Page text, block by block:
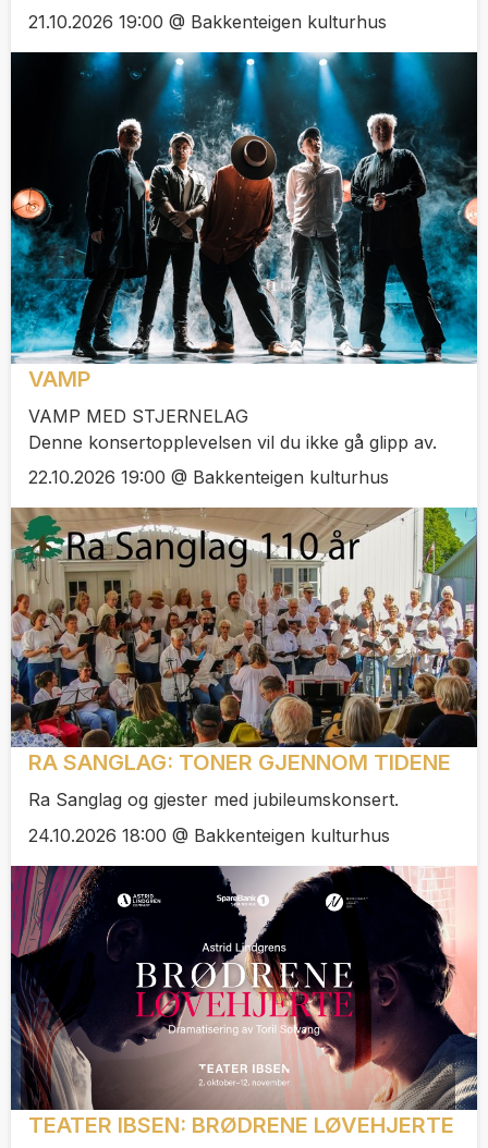
21.10.2026 19:00 @ Bakkenteigen kulturhus
VAMP
VAMP MED STJERNELAG
Denne konsertopplevelsen vil du ikke gå glipp av.
22.10.2026 19:00 @ Bakkenteigen kulturhus
RA SANGLAG: TONER GJENNOM TIDENE
Ra Sanglag og gjester med jubileumskonsert.
24.10.2026 18:00 @ Bakkenteigen kulturhus
TEATER IBSEN: BRØDRENE LØVEHJERTE